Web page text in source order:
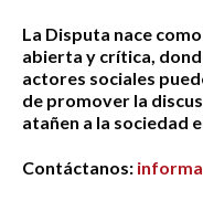
La Disputa nace
abierta y crítica,
actores sociales
de promover la
atañen a la sociedad
Contáctanos: